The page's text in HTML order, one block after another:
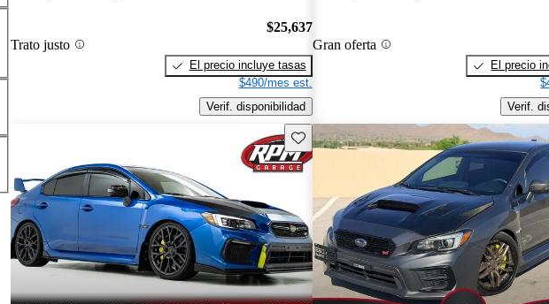
Trato justo
$25,637
El precio incluye tasas
$490/mes est.
Verif. disponibilidad
Gran oferta
El precio
Verif.
Guarda este Aviso